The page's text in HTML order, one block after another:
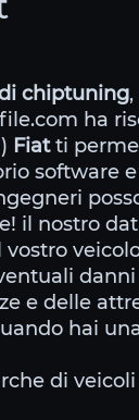
chiptuning
ha
Fiatti
software
il nostro
e delle
hai
di